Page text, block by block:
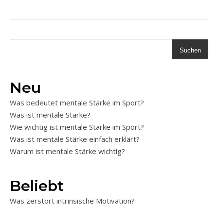
Suchen
Neu
Was bedeutet mentale Stärke im Sport?
Was ist mentale Stärke?
Wie wichtig ist mentale Stärke im Sport?
Was ist mentale Stärke einfach erklärt?
Warum ist mentale Stärke wichtig?
Beliebt
Was zerstört intrinsische Motivation?